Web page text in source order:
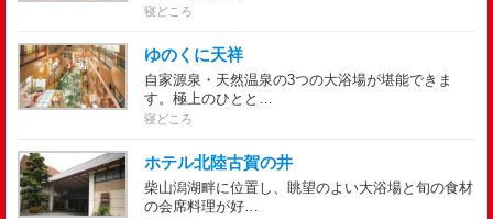
寝どころ
ゆのくに天祥
自家源泉・天然温泉の3つの大浴場が堪能できま
す。極上のひとと…
寝どころ
ホテル北陸古賀の井
柴山潟湖畔に位置し、眺望のよい大浴場と旬の食材
の会席料理が好…